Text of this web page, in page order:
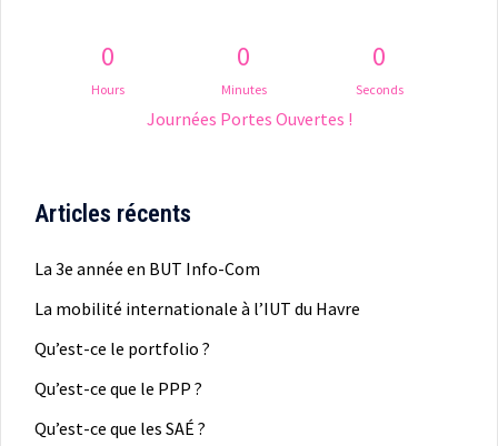
0
Hours
0
Minutes
0
Seconds
Journées Portes Ouvertes !
Articles récents
La 3e année en BUT Info-Com
La mobilité internationale à l’IUT du Havre
Qu’est-ce le portfolio ?
Qu’est-ce que le PPP ?
Qu’est-ce que les SAÉ ?